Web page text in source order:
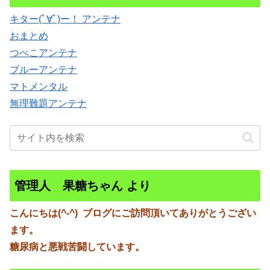
キター(ﾟ∀ﾟ)ー！ アンテナ
おまとめ
つべこアンテナ
ブルーアンテナ
マトメンタル
無理難題アンテナ
管理人 果糖ちゃん より
こんにちは(^-^) ブログにご訪問頂いてありがとうござい
ます。
糖尿病と悪戦苦闘しています。